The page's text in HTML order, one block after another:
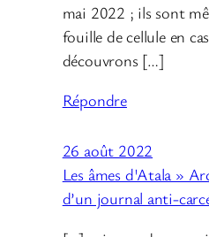
mai 2022 ; ils sont
fouille de cellule en
découvrons […]
Répondre
26 août 2022
Les âmes d'Atala »
d’un journal anti-